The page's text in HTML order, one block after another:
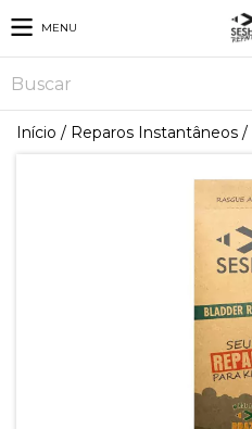
MENU
Início / Reparos Instantâneos /